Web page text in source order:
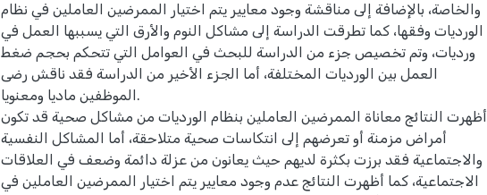
والخاصة، بالإضافة إلى مناقشة وجود معايير يتم اختيار الممرضين العاملين في نظام
الورديات وفقها، كما تطرقت الدراسة إلى مشاكل النوم والأرق التي يسببها العمل في
ورديات، وتم تخصيص جزء من الدراسة للبحث في العوامل التي تتحكم بحجم ضغط
العمل بين الورديات المختلفة، أما الجزء الأخير من الدراسة فقد ناقش رضى
الموظفين ماديا ومعنويا.
أظهرت النتائج معاناة الممرضين العاملين بنظام الورديات من مشاكل صحية قد تكون
أمراض مزمنة أو تعرضهم إلى انتكاسات صحية متلاحقة، أما المشاكل النفسية
والاجتماعية فقد برزت بكثرة لديهم حيث يعانون من عزلة دائمة وضعف في العلاقات
الاجتماعية، كما أظهرت النتائج عدم وجود معايير يتم اختيار الممرضين العاملين في